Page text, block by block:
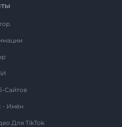
Сайтов
- Имён
Для TikTok